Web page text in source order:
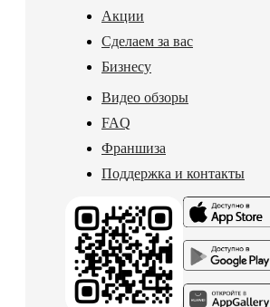
Акции
Сделаем за вас
Бизнесу
Видео обзоры
FAQ
Франшиза
Поддержка и контакты